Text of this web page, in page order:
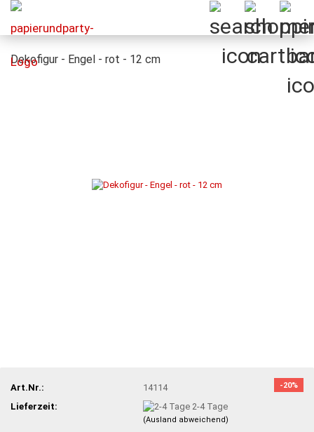
Dekofigur - Engel - rot - 12 cm
-20%
Art.Nr.:
14114
Lieferzeit:
2-4 Tage
(Ausland abweichend)